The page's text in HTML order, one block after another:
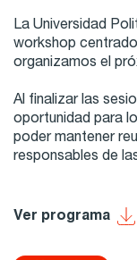
La Universidad
workshop
organizamos el
Al finalizar las
oportunidad para
poder mantener
responsables de
Ver programa